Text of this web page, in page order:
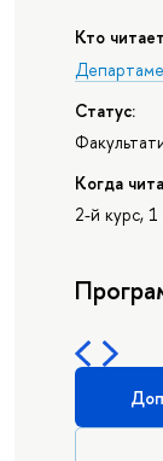
Кто
Статус:
Когда
2-й курс,